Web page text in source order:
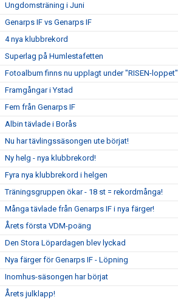
Ungdomsträning i Juni
Genarps IF vs Genarps IF
4 nya klubbrekord
Superlag på Humlestafetten
Fotoalbum finns nu upplagt under "RISEN-loppet"
Framgångar i Ystad
Fem från Genarps IF
Albin tävlade i Borås
Nu har tävlingssäsongen ute börjat!
Ny helg - nya klubbrekord!
Fyra nya klubbrekord i helgen
Träningsgruppen ökar - 18 st = rekordmånga!
Många tävlade från Genarps IF i nya färger!
Årets första VDM-poäng
Den Stora Löpardagen blev lyckad
Nya färger för Genarps IF - Löpning
Inomhus-säsongen har börjat
Årets julklapp!